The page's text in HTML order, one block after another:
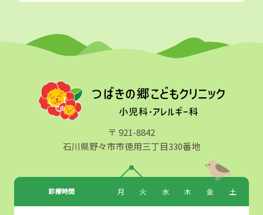
〒 921-8842
石川県野々市市徳用三丁目330番地
診療時間 月 火 水 木 金 土